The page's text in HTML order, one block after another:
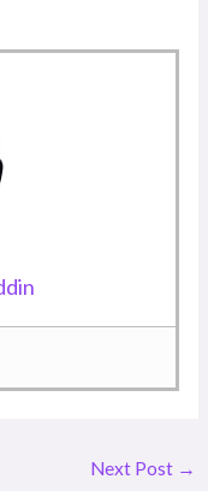
Next Post →